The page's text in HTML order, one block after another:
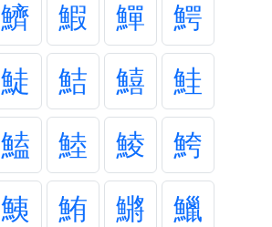
鱭 鰕 鱓
鰐
鯐 鮚 鱚
鮭
鰪 鯥 鯪
鮬
鮧 鮪 鱂
鱲